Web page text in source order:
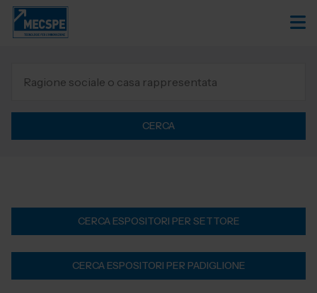
CERCA
CERCA ESPOSITORI PER SETTORE
CERCA ESPOSITORI PER PADIGLIONE